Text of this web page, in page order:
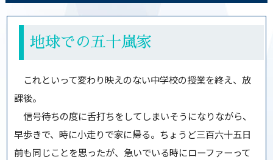
地球での五十嵐家
これといって変わり映えのない中学校の授業を終え、放
課後。
信号待ちの度に舌打ちをしてしまいそうになりながら、
早歩きで、時に小走りで家に帰る。ちょうど三百六十五日
前も同じことを思ったが、急いでいる時にローファーって